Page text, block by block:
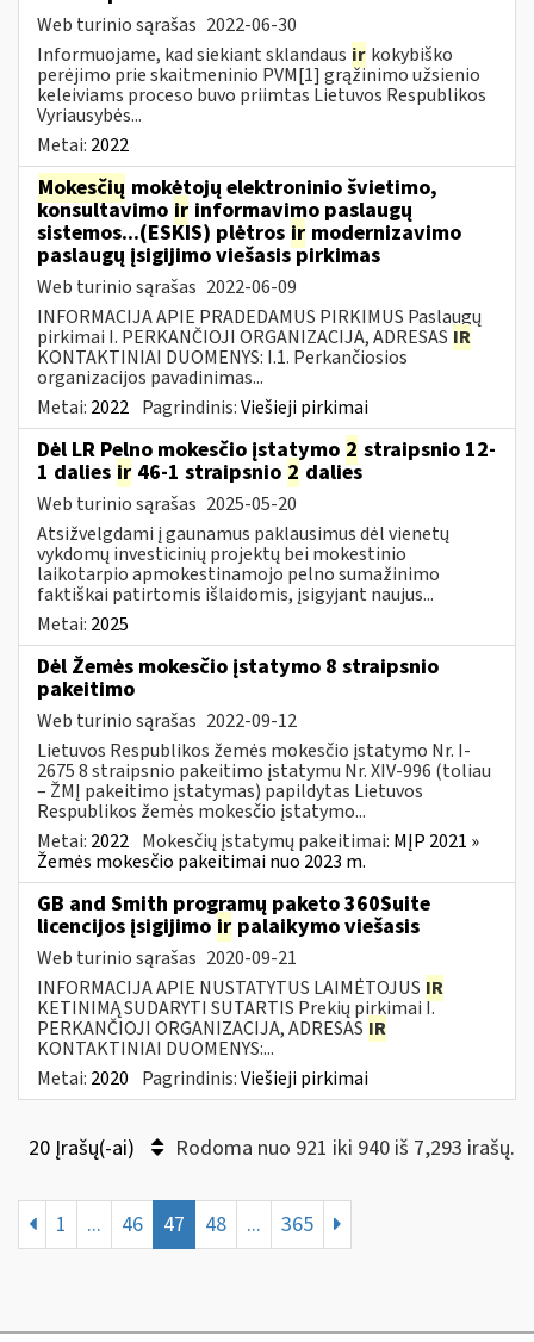
Web turinio sąrašas 2022-06-30
Informuojame, kad siekiant sklandaus ir kokybiško
perėjimo prie skaitmeninio PVM[1] grąžinimo užsienio
keleiviams proceso buvo priimtas Lietuvos Respublikos
Vyriausybės...
Metai: 2022
Mokesčių mokėtojų elektroninio švietimo,
konsultavimo ir informavimo paslaugų
sistemos...(ESKIS) plėtros ir modernizavimo
paslaugų įsigijimo viešasis pirkimas
Web turinio sąrašas 2022-06-09
INFORMACIJA APIE PRADEDAMUS PIRKIMUS Paslaugų
pirkimai I. PERKANČIOJI ORGANIZACIJA, ADRESAS IR
KONTAKTINIAI DUOMENYS: I.1. Perkančiosios
organizacijos pavadinimas...
Metai: 2022 Pagrindinis:Viešieji pirkimai
Dėl LR Pelno mokesčio įstatymo 2 straipsnio 12-
1 dalies ir 46-1 straipsnio 2 dalies
Web turinio sąrašas 2025-05-20
Atsižvelgdami į gaunamus paklausimus dėl vienetų
vykdomų investicinių projektų bei mokestinio
laikotarpio apmokestinamojo pelno sumažinimo
faktiškai patirtomis išlaidomis, įsigyjant naujus...
Metai: 2025
Dėl Žemės mokesčio įstatymo 8 straipsnio
pakeitimo
Web turinio sąrašas 2022-09-12
Lietuvos Respublikos žemės mokesčio įstatymo Nr. I-
2675 8 straipsnio pakeitimo įstatymu Nr. XIV-996 (toliau
– ŽMĮ pakeitimo įstatymas) papildytas Lietuvos
Respublikos žemės mokesčio įstatymo...
Metai: 2022 Mokesčių įstatymų pakeitimai: MĮP 2021 »
Žemės mokesčio pakeitimai nuo 2023 m.
GB and Smith programų paketo 360Suite
licencijos įsigijimo ir palaikymo viešasis
Web turinio sąrašas 2020-09-21
INFORMACIJA APIE NUSTATYTUS LAIMĖTOJUS IR
KETINIMĄ SUDARYTI SUTARTIS Prekių pirkimai I.
PERKANČIOJI ORGANIZACIJA, ADRESAS IR
KONTAKTINIAI DUOMENYS:...
Metai: 2020 Pagrindinis:Viešieji pirkimai
20 Įrašų(-ai) Rodoma nuo 921 iki 940 iš 7,293 irašų.
1 ... 46 47 48 ... 365